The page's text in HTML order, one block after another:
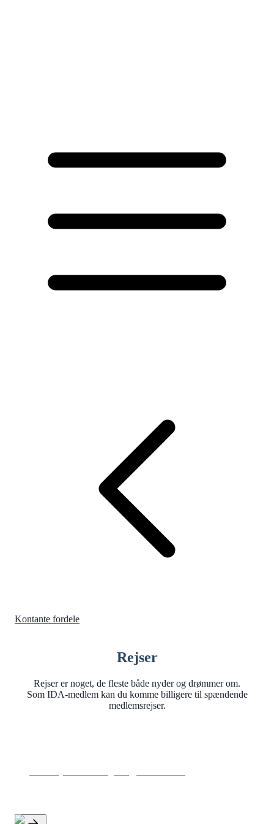
Kontante fordele
Rejser
Rejser er noget, de fleste både nyder og drømmer om.
Som IDA-medlem kan du komme billigere til spændende
medlemsrejser.